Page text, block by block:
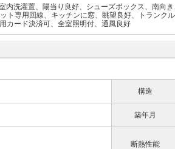
内洗濯置、陽当り良好、シューズボックス、南向
ト専用回線、キッチンに窓、眺望良好、トランク
カード決済可、全室照明付、通風良好
構造
築年月
断熱性能